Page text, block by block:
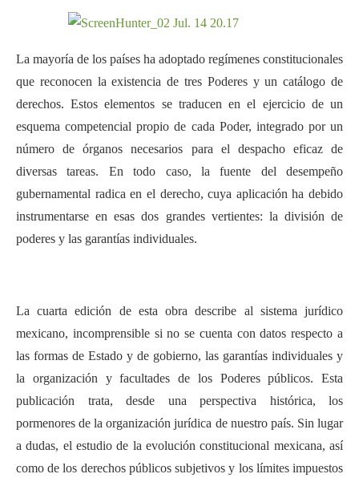
La mayoría de los países ha adoptado regímenes constitucionales
que reconocen la existencia de tres Poderes y un catálogo de
derechos. Estos elementos se traducen en el ejercicio de un
esquema competencial propio de cada Poder, integrado por un
número de órganos necesarios para el despacho eficaz de
diversas tareas. En todo caso, la fuente del desempeño
gubernamental radica en el derecho, cuya aplicación ha debido
instrumentarse en esas dos grandes vertientes: la división de
poderes y las garantías individuales.
La cuarta edición de esta obra describe al sistema jurídico
mexicano, incomprensible si no se cuenta con datos respecto a
las formas de Estado y de gobierno, las garantías individuales y
la organización y facultades de los Poderes públicos. Esta
publicación trata, desde una perspectiva histórica, los
pormenores de la organización jurídica de nuestro país. Sin lugar
a dudas, el estudio de la evolución constitucional mexicana, así
como de los derechos públicos subjetivos y los límites impuestos